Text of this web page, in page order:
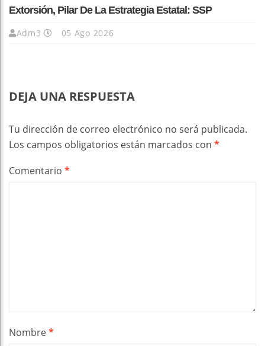
Extorsión, Pilar De La Estrategia Estatal: SSP
Adm3 05 Ago 2026
DEJA UNA RESPUESTA
Tu dirección de correo electrónico no será publicada.
Los campos obligatorios están marcados con *
Comentario *
Nombre*